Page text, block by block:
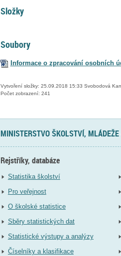
Složky
Soubory
Informace o zpracování osobních
Vytvoření složky: 25.09.2018 15:33 Svobodová
Počet zobrazení: 241
MINISTERSTVO ŠKOLSTVÍ,
Rejstříky, databáze
Statistika školství
Pro veřejnost
O školské statistice
Sběry statistických dat
Statistické výstupy a analýzy
Číselníky a klasifikace